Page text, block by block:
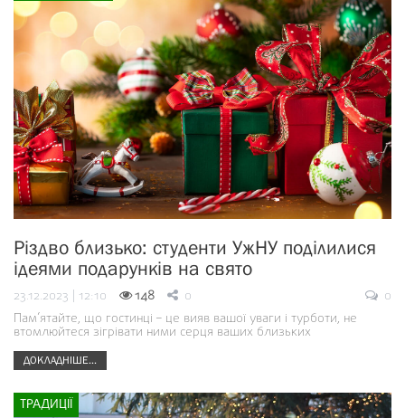
Різдво близько: студенти УжНУ поділилися
ідеями подарунків на свято
23.12.2023 | 12:10 148 0
0
Пам’ятайте, що гостинці – це вияв вашої уваги і турботи, не
втомлюйтеся зігрівати ними серця ваших близьких
ДОКЛАДНІШЕ...
ТРАДИЦІЇ